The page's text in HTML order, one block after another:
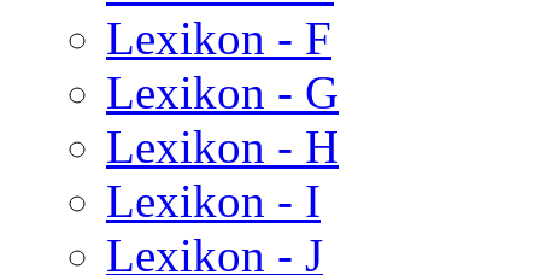
Lexikon - F
Lexikon - G
Lexikon - H
Lexikon - I
Lexikon - J